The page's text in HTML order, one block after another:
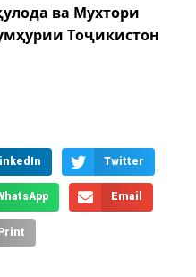
ва Мухтори
Тоҷикистон
Twitter
Email